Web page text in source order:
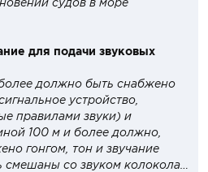
для подачи звуковых
должно быть снабжено
устройство,
правилами звуки) и
100 м и более должно,
гонгом, тон и звучание
смешаны со звуком колокола…